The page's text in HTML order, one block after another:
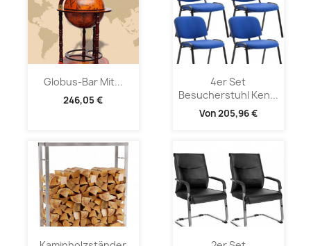
Globus-Bar Mit...
246,05 €
4er Set
Besucherstuhl Ken...
Von205,96 €